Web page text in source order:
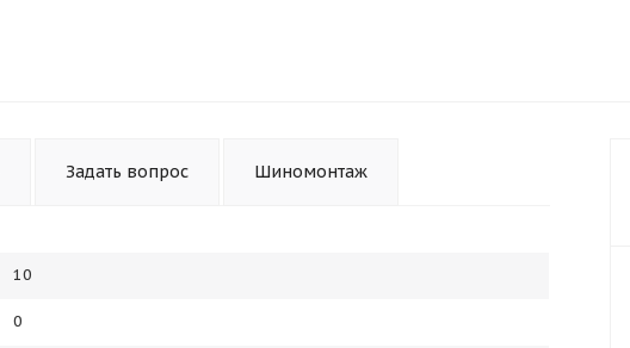
Задать вопрос Шиномонтаж
10
0